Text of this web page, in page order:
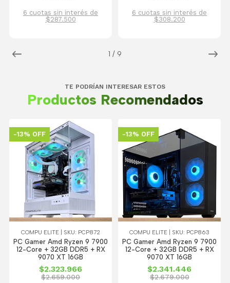
1 / 9
6 cuotas sin interés de
$287.500
6 cuotas sin interés de
$308.200
TE PODRÍAN INTERESAR ESTOS
Productos Recomendados
-13% OFF
COMPU ELITE | SKU: PCP872
PC Gamer Amd Ryzen 9 7900
12-Core + 32GB DDR5 + RX
9070 XT 16GB
$2.323.966
$2.659.000
-13% OFF
COMPU ELITE | SKU: PCP863
PC Gamer Amd Ryzen 9 7900
12-Core + 32GB DDR5 + RX
9070 XT 16GB
$2.341.446
$2.679.000